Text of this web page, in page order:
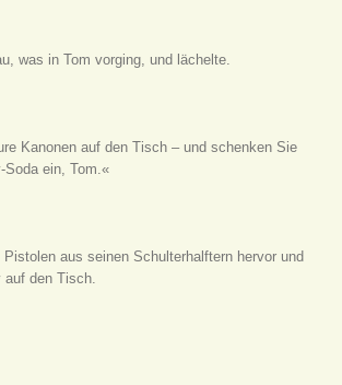
was in Tom vorging, und lächelte.
Kanonen auf den Tisch – und schenken Sie
ein, Tom.«
Pistolen aus seinen Schulterhalftern hervor und
den Tisch.